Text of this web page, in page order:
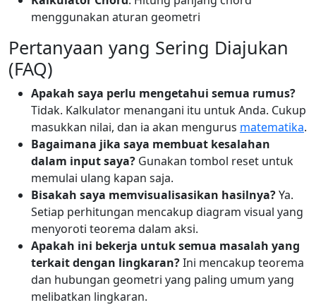
menggunakan aturan geometri
Pertanyaan yang Sering Diajukan
(FAQ)
Apakah saya perlu mengetahui semua rumus?
Tidak. Kalkulator menangani itu untuk Anda. Cukup
masukkan nilai, dan ia akan mengurus matematika.
Bagaimana jika saya membuat kesalahan
dalam input saya? Gunakan tombol reset untuk
memulai ulang kapan saja.
Bisakah saya memvisualisasikan hasilnya?Ya.
Setiap perhitungan mencakup diagram visual yang
menyoroti teorema dalam aksi.
Apakah ini bekerja untuk semua masalah yang
terkait dengan lingkaran?Ini mencakup teorema
dan hubungan geometri yang paling umum yang
melibatkan lingkaran.